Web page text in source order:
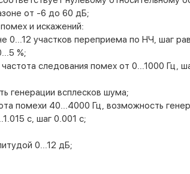
от -6 до 60 дБ;
и искажений:
0...12 участков переприема по НЧ, шаг
%;
следования помех от 0...1000 Гц,
генерации всплесков шума;
помехи 40...4000 Гц, возможность
с, шаг 0.001 с;
0...12 дБ;